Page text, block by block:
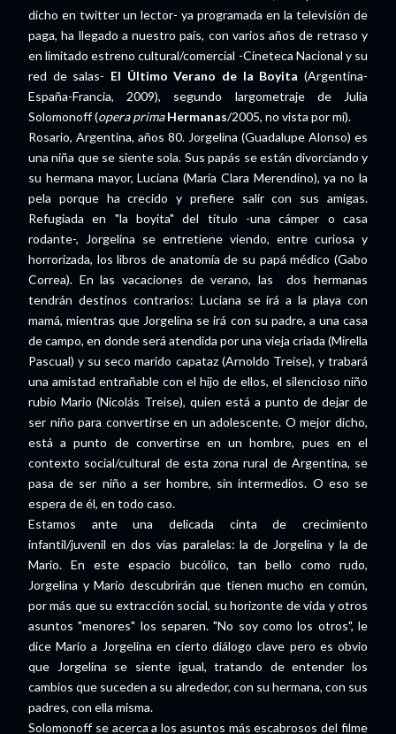
dicho en twitter un lector- ya programada en la televisión de
paga, ha llegado a nuestro país, con varios años de retraso y
en limitado estreno cultural/comercial -Cineteca Nacional y su
red de salas- El Último Verano de la Boyita (Argentina-
España-Francia, 2009), segundo largometraje de Julia
Solomonoff (opera prima Hermanas/2005, no vista por mí).
Rosario, Argentina, años 80. Jorgelina (Guadalupe Alonso) es
una niña que se siente sola. Sus papás se están divorciando y
su hermana mayor, Luciana (María Clara Merendino), ya no la
pela porque ha crecido y prefiere salir con sus amigas.
Refugiada en "la boyita" del título -una cámper o casa
rodante-, Jorgelina se entretiene viendo, entre curiosa y
horrorizada, los libros de anatomía de su papá médico (Gabo
Correa). En las vacaciones de verano, las dos hermanas
tendrán destinos contrarios: Luciana se irá a la playa con
mamá, mientras que Jorgelina se irá con su padre, a una casa
de campo, en donde será atendida por una vieja criada (Mirella
Pascual) y su seco marido capataz (Arnoldo Treise), y trabará
una amistad entrañable con el hijo de ellos, el silencioso niño
rubio Mario (Nicolás Treise), quien está a punto de dejar de
ser niño para convertirse en un adolescente. O mejor dicho,
está a punto de convertirse en un hombre, pues en el
contexto social/cultural de esta zona rural de Argentina, se
pasa de ser niño a ser hombre, sin intermedios. O eso se
espera de él, en todo caso.
Estamos ante una delicada cinta de crecimiento
infantil/juvenil en dos vías paralelas: la de Jorgelina y la de
Mario. En este espacio bucólico, tan bello como rudo,
Jorgelina y Mario descubrirán que tienen mucho en común,
por más que su extracción social, su horizonte de vida y otros
asuntos "menores" los separen. "No soy como los otros", le
dice Mario a Jorgelina en cierto diálogo clave pero es obvio
que Jorgelina se siente igual, tratando de entender los
cambios que suceden a su alrededor, con su hermana, con sus
padres, con ella misma.
Solomonoff se acerca a los asuntos más escabrosos del filme